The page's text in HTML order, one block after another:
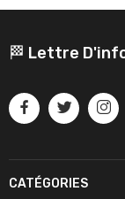
🏁 Lettre
CATÉGORIES